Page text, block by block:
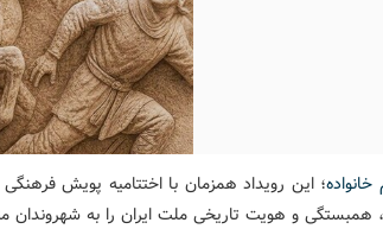
خانواده؛ این رویداد همزمان با اختتامیه پویش فرهنگی
همبستگی و هویت تاریخی ملت ایران را به شهروندان